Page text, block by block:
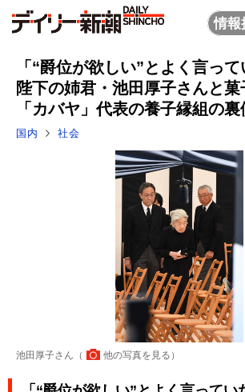
情報
「“爵位が欲しい”とよく言っ
陛下の姉君・池田厚子さんと菓
「カバヤ」代表の養子縁組の裏
国内 社会
池田厚子さん（ 他の写真を見る ）